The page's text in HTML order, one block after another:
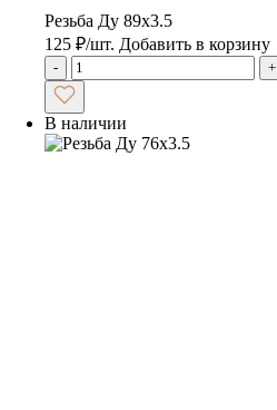
Резьба Ду 89х3.5
125 ₽/шт. Добавить в корзину
- +
В наличии